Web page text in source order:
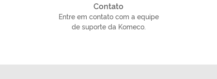
Contato
Entre em contato com a equipe
de suporte da Komeco.